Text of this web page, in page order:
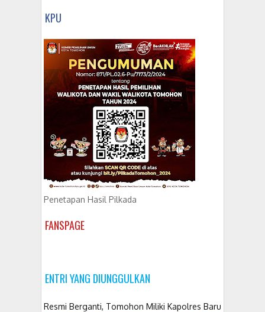
KPU
Penetapan Hasil Pilkada
FANSPAGE
ENTRI YANG DIUNGGULKAN
Resmi Berganti, Tomohon Miliki Kapolres Baru